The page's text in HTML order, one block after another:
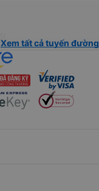
Xem tất cả tuyến đường